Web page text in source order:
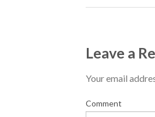
Leave a
Your email
Comment